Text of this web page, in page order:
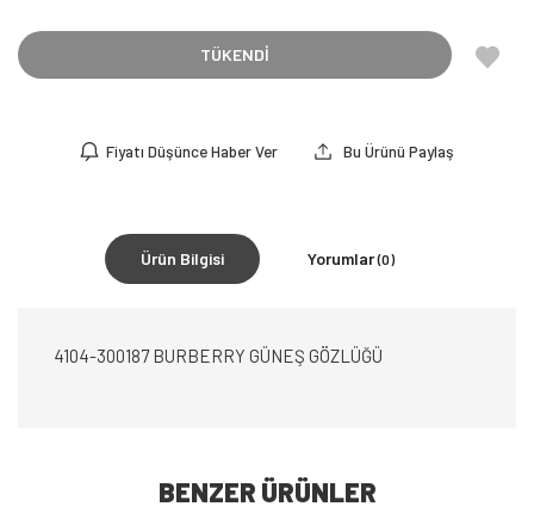
TÜKENDİ
Fiyatı Düşünce Haber Ver Bu Ürünü Paylaş
Ürün Bilgisi Yorumlar(0)
4104-300187 BURBERRY GÜNEŞ GÖZLÜĞÜ
BENZER ÜRÜNLER